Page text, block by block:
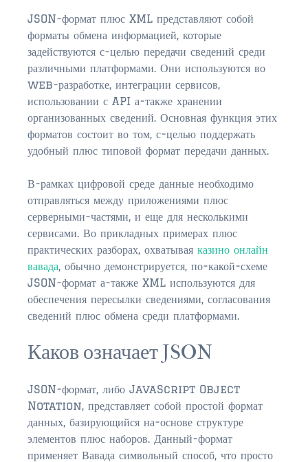
$750,000 – $1,000,000
$1,000,000 – $2,000,000
$2,000,000 and up
ST AUGUSTINE
$150,000 and under
$350,000 – $500,000
$500,000 – $750,000
$750,000 – $1,000,000
$1,000,000-$2,000,000
$2,000,000 and up
$150,000 – $350,000
$350,000 – $500,000
$500,000 – $750,000
JSON-формат плюс XML представляют собой
форматы обмена информацией, которые
задействуются с-целью передачи сведений среди
различными платформами. Они используются во
web-разработке, интеграции сервисов,
использовании с API а-также хранении
организованных сведений. Основная функция этих
форматов состоит во том, с-целью поддержать
удобный плюс типовой формат передачи данных.
В-рамках цифровой среде данные необходимо
отправляться между приложениями плюс
серверными-частями, и еще для несколькими
сервисами. Во прикладных примерах плюс
практических разборах, охватывая казино онлайн
вавада, обычно демонстрируется, по-какой-схеме
JSON-формат а-также XML используются для
обеспечения пересылки сведениями, согласования
сведений плюс обмена среди платформами.
Каков означает JSON
JSON-формат, либо JavaScript Object
Notation, представляет собой простой формат
данных, базирующийся на-основе структуре
элементов плюс наборов. Данный-формат
применяет Вавада символьный способ, что просто